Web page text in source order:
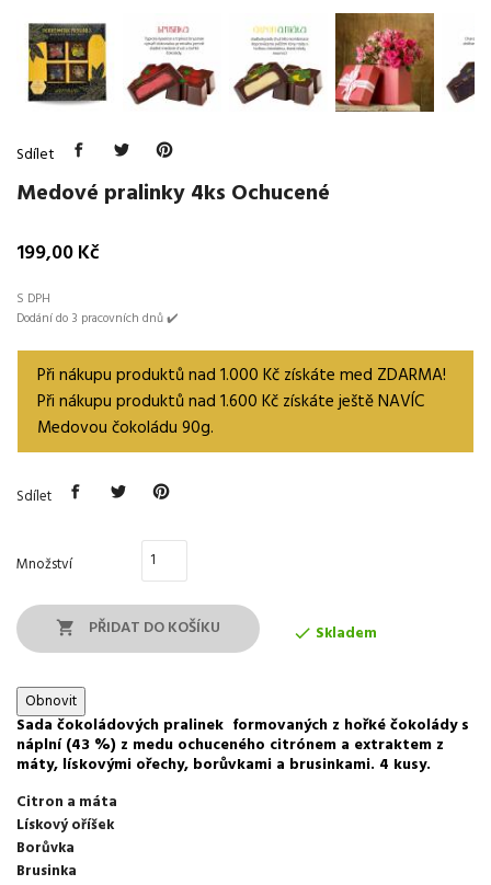
Sdílet
Medové pralinky 4ks Ochucené
199,00 Kč
S DPH
Dodání do 3 pracovních dnů ✔️
Při nákupu produktů nad 1.000 Kč získáte med ZDARMA!
Při nákupu produktů nad 1.600 Kč získáte ještě NAVÍC
Medovou čokoládu 90g.
Sdílet
Množství
 PŘIDAT DO KOŠÍKU  Skladem
Sada čokoládových pralinek formovaných z hořké čokolády s
náplní (43 %) z medu ochuceného citrónem a extraktem z
máty, lískovými ořechy, borůvkami a brusinkami. 4 kusy.
Citron a máta
Lískový oříšek
Borůvka
Brusinka